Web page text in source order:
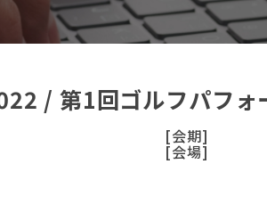
/ 第1回ゴルフパフォ
[会期]
[会場]